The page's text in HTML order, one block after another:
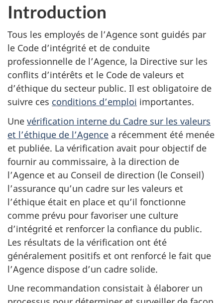
Introduction
Tous les employés de l’Agence sont guidés par
le Code d’intégrité et de conduite
professionnelle de l’Agence, la Directive sur les
conflits d’intérêts et le Code de valeurs et
d’éthique du secteur public. Il est obligatoire de
suivre ces conditions d’emploi importantes.
Une vérification interne du Cadre sur les valeurs
et l’éthique de l’Agence a récemment été menée
et publiée. La vérification avait pour objectif de
fournir au commissaire, à la direction de
l’Agence et au Conseil de direction (le Conseil)
l’assurance qu’un cadre sur les valeurs et
l’éthique était en place et qu’il fonctionne
comme prévu pour favoriser une culture
d’intégrité et renforcer la confiance du public.
Les résultats de la vérification ont été
généralement positifs et ont renforcé le fait que
l’Agence dispose d’un cadre solide.
Une recommandation consistait à élaborer un